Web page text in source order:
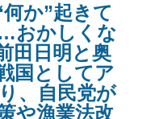
何か”起きて
おかしくな
田日明と奥
国としてア
、自民党が
や漁業法改